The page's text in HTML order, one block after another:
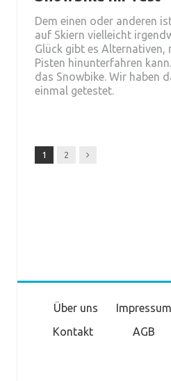
Dem einen oder anderen
auf Skiern vielleicht
Glück gibt es Alternativen,
Pisten hinunterfahren
das Snowbike. Wir haben
einmal getestet.
1 2 Next
Über uns Impressum
Kontakt
AGB